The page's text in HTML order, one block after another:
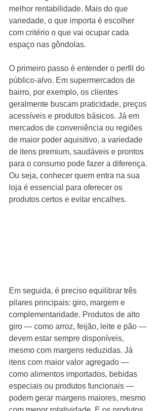
melhor rentabilidade. Mais do que
variedade, o que importa é escolher
com critério o que vai ocupar cada
espaço nas gôndolas.
O primeiro passo é entender o perfil do
público-alvo. Em supermercados de
bairro, por exemplo, os clientes
geralmente buscam praticidade, preços
acessíveis e produtos básicos. Já em
mercados de conveniência ou regiões
de maior poder aquisitivo, a variedade
de itens premium, saudáveis e prontos
para o consumo pode fazer a diferença.
Ou seja, conhecer quem entra na sua
loja é essencial para oferecer os
produtos certos e evitar encalhes.
Em seguida, é preciso equilibrar três
pilares principais: giro, margem e
complementaridade. Produtos de alto
giro — como arroz, feijão, leite e pão —
devem estar sempre disponíveis,
mesmo com margens reduzidas. Já
itens com maior valor agregado —
como alimentos importados, bebidas
especiais ou produtos funcionais —
podem gerar margens maiores, mesmo